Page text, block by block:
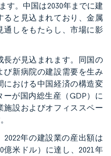
す。中国は2030年までに建
ると見込まれており、金属
通しをもたらし、市場に影
長が見込まれます。同国の
新病院の建設需要を生み
における中国経済の構造変
が国内総生産（GDP）に
施設およびオフィススペー
年の建設業の産出額は
億米ドル）に達し、2021年